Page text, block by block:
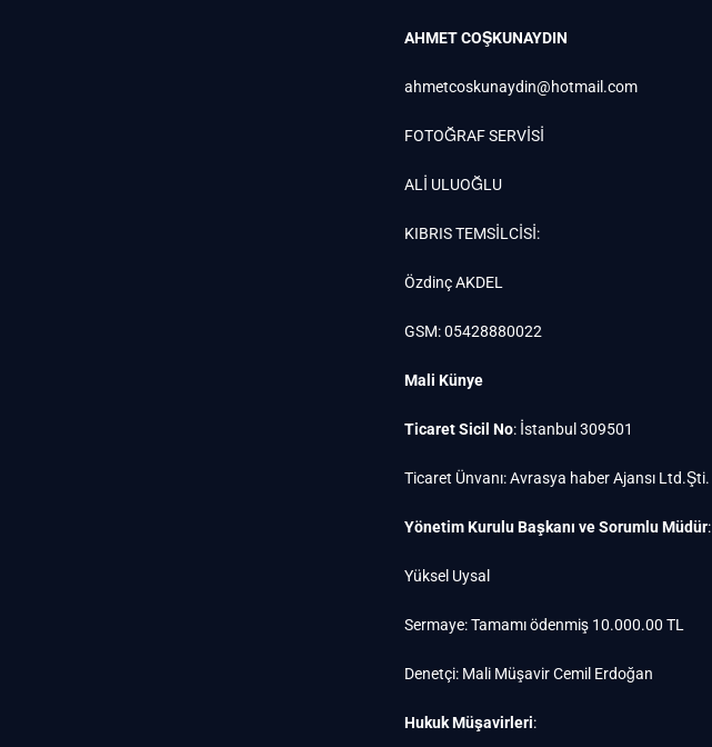
AHMET COŞKUNAYDIN
ahmetcoskunaydin@hotmail.com
FOTOĞRAF SERVİSİ
ALİ ULUOĞLU
KIBRIS TEMSİLCİSİ:
Özdinç AKDEL
GSM: 05428880022
Mali Künye
Ticaret Sicil No: İstanbul 309501
Ticaret Ünvanı: Avrasya haber Ajansı Ltd.Şti.
Yönetim Kurulu Başkanı ve Sorumlu Müdür:
Yüksel Uysal
Sermaye: Tamamı ödenmiş 10.000.00 TL
Denetçi: Mali Müşavir Cemil Erdoğan
Hukuk Müşavirleri: